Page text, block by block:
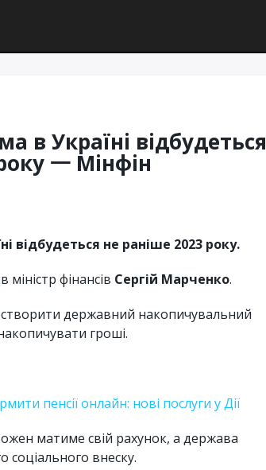
в Україні відбудеться
一 Мінфін
відбудеться не раніше 2023 року.
фінансів Сергій Марченко.
державний накопичувальний
гроші.
пенсії онлайн: нові послуги у Дії
матиме свій рахунок, а держава
соціального внеску.